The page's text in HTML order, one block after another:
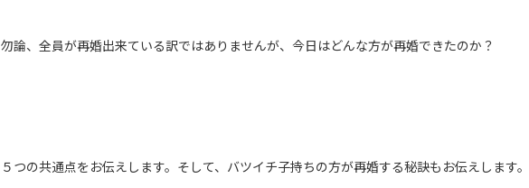
勿論、全員が再婚出来ている訳ではありませんが、今日はどんな方が再婚できたのか？
５つの共通点をお伝えします。そして、バツイチ子持ちの方が再婚する秘訣もお伝えします。